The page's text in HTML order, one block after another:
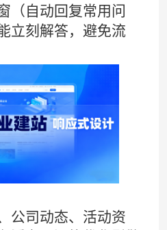
（自动回复常用问
立刻解答，避免流
公司动态、活动资